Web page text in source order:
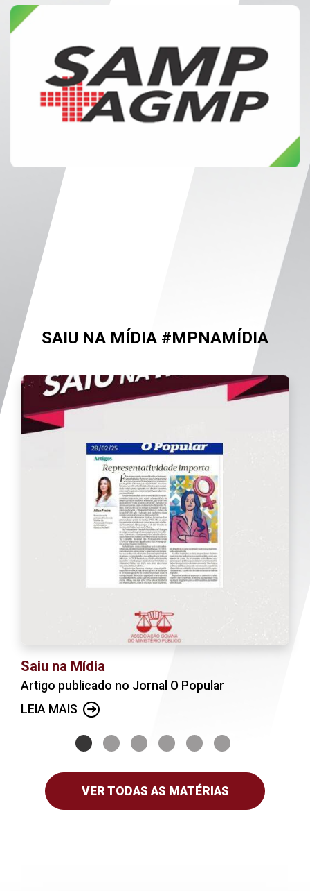
SAIU NA MÍDIA #MPNAMÍDIA
Saiu na Mídia
Artigo publicado no Jornal O Popular
LEIA MAIS
VER TODAS AS MATÉRIAS